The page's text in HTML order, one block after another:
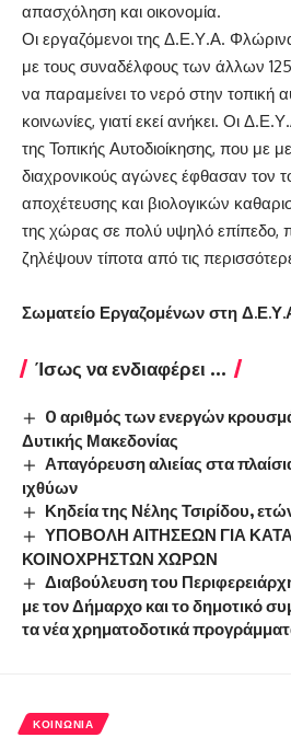
απασχόληση και οικονομία.
Οι εργαζόμενοι της Δ.Ε.Υ.Α.
με τους συναδέλφους των άλλων
να παραμείνει το νερό στην τοπική
κοινωνίες, γιατί εκεί ανήκει. Οι
της Τοπικής Αυτοδιοίκησης, που με
διαχρονικούς αγώνες έφθασαν τον
αποχέτευσης και βιολογικών
της χώρας σε πολύ υψηλό επίπεδο,
ζηλέψουν τίποτα από τις
Σωματείο Εργαζομένων στη
Ίσως να ενδιαφέρει ...
O αριθμός των ενεργών
Δυτικής Μακεδονίας
Απαγόρευση αλιείας στα
ιχθύων
Κηδεία της Νέλης Τσιρίδου,
ΥΠΟΒΟΛΗ ΑΙΤΗΣΕΩΝ ΓΙΑ
ΚΟΙΝΟΧΡΗΣΤΩΝ ΧΩΡΩΝ
Διαβούλευση του
με τον Δήμαρχο και το δημοτικό
τα νέα χρηματοδοτικά
ΚΟΙΝΩΝΊΑ